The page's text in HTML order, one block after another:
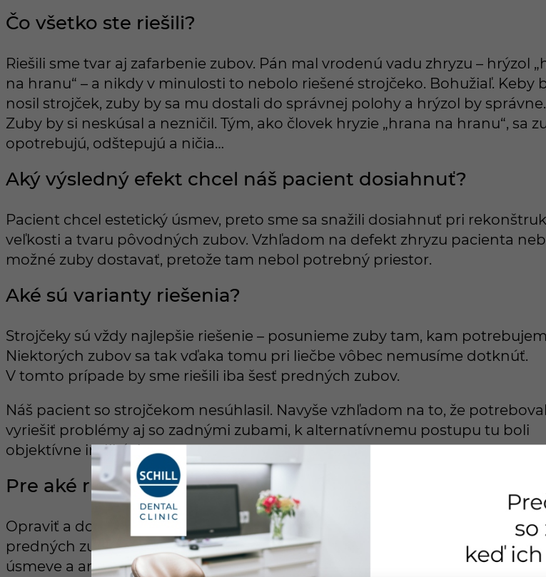
Čo všetko ste riešili?
Riešili sme tvar aj zafarbenie zubov. Pán mal vrodenú vadu zhryzu – hrýzol
na hranu“ – a nikdy v minulosti to nebolo riešené strojčeko. Bohužiaľ. Keby
nosil strojček, zuby by sa mu dostali do správnej polohy a hrýzol by správne.
Zuby by si neskúsal a nezničil. Tým, ako človek hryzie „hrana na hranu“, sa
opotrebujú, odštepujú a ničia…
Aký výsledný efekt chcel náš pacient dosiahnuť?
Pacient chcel estetický úsmev, preto sme sa snažili dosiahnuť pri
veľkosti a tvaru pôvodných zubov. Vzhľadom na defekt zhryzu pacienta
možné zuby dostavať, pretože tam nebol potrebný priestor.
Aké sú varianty riešenia?
Strojčeky sú vždy najlepšie riešenie – posunieme zuby tam, kam
Niektorých zubov sa tak vďaka tomu pri liečbe vôbec nemusíme dotknúť.
V tomto prípade by sme riešili iba šesť predných zubov.
Náš pacient so strojčekom nesúhlasil. Navyše vzhľadom na to, že potreboval
vyriešiť problémy aj so zadnými zubami, k alternatívnemu postupu tu boli
objektívne indikácie.
Pre aké riešenie ste sa teda rozhodli?
Opraviť a dostavať zadné zuby a zvýšiť skus. Tým sa zväčší priestor na
predných zubov. Navyše, náš pacient túžil po skutočne bielom americkom
úsmeve a ani opakované bielenie nefungovalo podľa jeho očakávania.